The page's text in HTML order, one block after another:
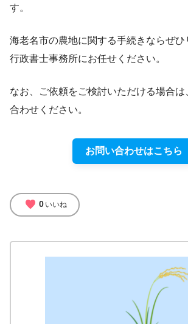
す。
海老名市の農地に関する手続きならぜひ
行政書士事務所にお任せください。
なお、ご依頼をご検討いただける場合
合わせください。
お問い合わせはこちら
favorite 0 いいね